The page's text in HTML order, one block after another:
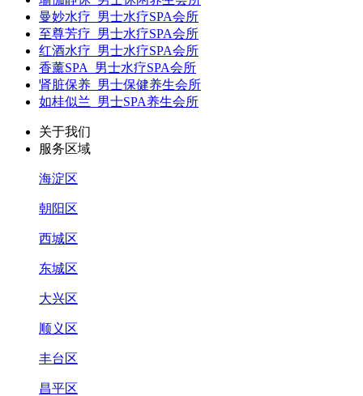
曼妙水疗_男士水疗SPA会所
至尊芳疗_男士水疗SPA会所
红酒水疗_男士水疗SPA会所
香薰SPA_男士水疗SPA会所
肾脏保养_男士保健养生会所
如桂似兰_男士SPA养生会所
关于我们
服务区域
海淀区
朝阳区
西城区
东城区
大兴区
顺义区
丰台区
昌平区